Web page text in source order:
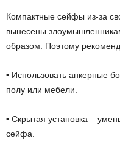
Компактные сейфы из-за
вынесены
образом. Поэтому
• Использовать анкерные
полу или мебели.
• Скрытая установка –
сейфа.